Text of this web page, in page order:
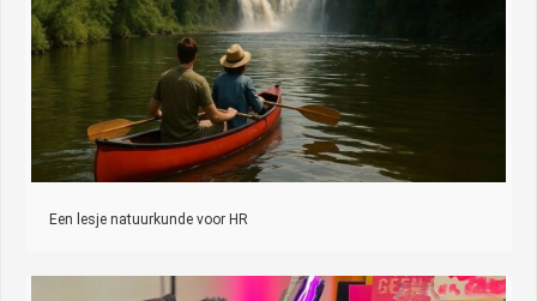
Een lesje natuurkunde voor HR